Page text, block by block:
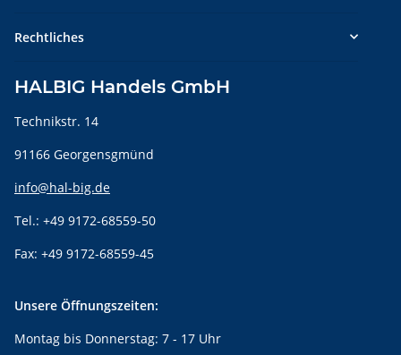
Rechtliches
HALBIG Handels GmbH
Technikstr. 14
91166 Georgensgmünd
info@hal-big.de
Tel.: +49 9172-68559-50
Fax: +49 9172-68559-45
Unsere Öffnungszeiten:
Montag bis Donnerstag: 7 - 17 Uhr